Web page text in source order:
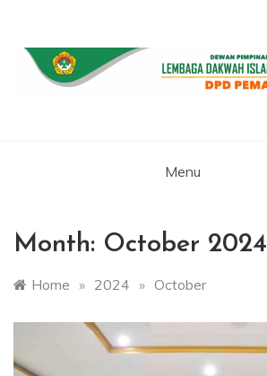
content
Menu
Month: October 2024
Home » 2024 » October